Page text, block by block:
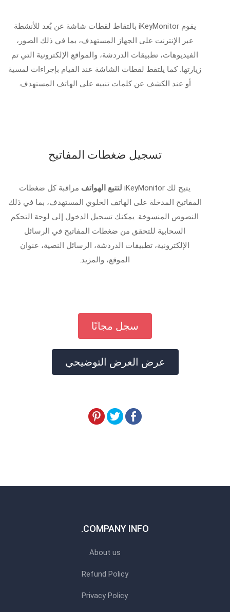
يقوم iKeyMonitor بالتقاط لقطات شاشة عن بُعد للأنشطة
عبر الإنترنت على الجهاز المستهدف، بما في ذلك الصور،
الفيديوهات، تطبيقات الدردشة، والمواقع الإلكترونية التي تم
زيارتها. كما يلتقط لقطات الشاشة عند القيام بإجراءات لمسية
أو عند الكشف عن كلمات تنبيه على الهاتف المستهدف.
تسجيل ضغطات المفاتيح
يتيح لك iKeyMonitor لتتبع الهواتف مراقبة كل ضغطات
المفاتيح المدخلة على الهاتف الخلوي المستهدف، بما في ذلك
النصوص المنسوخة. يمكنك تسجيل الدخول إلى لوحة التحكم
السحابية للتحقق من ضغطات المفاتيح في الرسائل
الإلكترونية، تطبيقات الدردشة، الرسائل النصية، عنوان
الموقع، والمزيد.
سجل مجانًا
عرض العرض التوضيحي
COMPANY INFO.
About us
Refund Policy
Privacy Policy